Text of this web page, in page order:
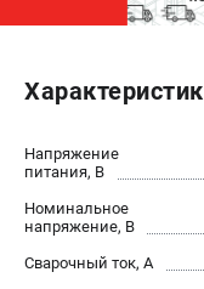
Генераторы
Генераторы
Генераторы
Напряжение
питания, В
Номинальное
напряжение, В
Сварочный ток, А